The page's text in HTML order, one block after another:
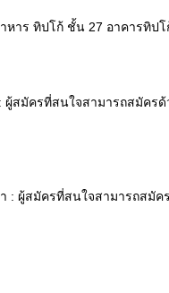
าร ทิปโก้ ชั้น 27 อาคารทิป
มัครที่สนใจสามารถสมัครด้
ผู้สมัครที่สนใจสามารถสมั